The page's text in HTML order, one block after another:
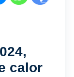
calor